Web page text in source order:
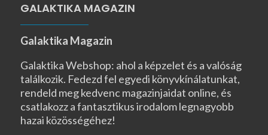
GALAKTIKA MAGAZIN
Galaktika Magazin
Galaktika Webshop: ahol a képzelet és a valóság
találkozik. Fedezd fel egyedi könyvkínálatunkat,
rendeld meg kedvenc magazinjaidat online, és
csatlakozz a fantasztikus irodalom legnagyobb
hazai közösségéhez!